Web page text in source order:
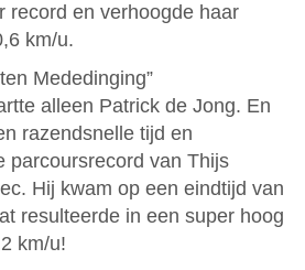
record en verhoogde haar
km/u.
Mededinging”
alleen Patrick de Jong. En
razendsnelle tijd en
parcoursrecord van Thijs
Hij kwam op een eindtijd van
resulteerde in een super hoog
km/u!